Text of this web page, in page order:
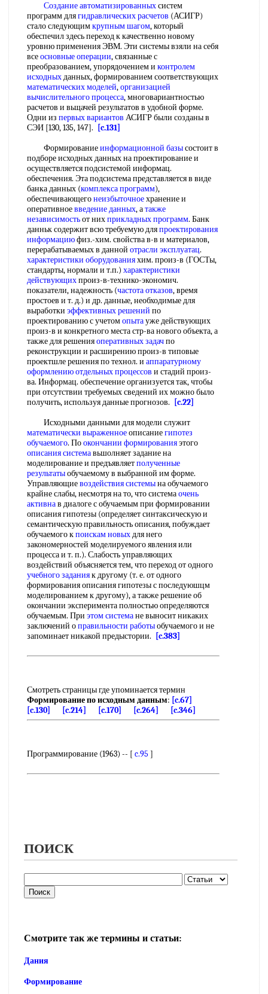
Создание автоматизированныхсистем
программ длягидравлических расчетов (АСИГР)
стало следующимкрупным шагом, который
обеспечил здесь переход к качественно новому
уровню применения ЭВМ. Эти системы взяли на себя
всеосновные операции, связанные с
преобразованием, упорядочением и контролем
исходныхданных, формированием соответствующих
математических моделей,организацией
вычислительного процесса, многовариантностью
расчетов и вьщачей результатов в удобной форме.
Одни из первых вариантов АСИГР были созданы в
СЭИ [130, 135, 147].
[c.131]
Формированиеинформационной базысостоит в
подборе исходных данных на проектирование и
осуществляется подсистемой информац.
обеспечения. Эта подсистема представляется в виде
банка данных (комплекса программ),
обеспечивающегонеизбыточноехранение и
оперативноевведение данных, атакже
независимостьот нихприкладных программ. Банк
данньк содержит всю требуемую дляпроектирования
информациюфиз.-хим. свойства в-в и материалов,
перерабатываемых в данной отрасли эксплуатац.
характеристики оборудованияхим. произ-в (ГОСТы,
стандарты, нормали и т.п.) характеристики
действующихпроиз-в-технико-экономич.
показатели, надежность (частота отказов, время
простоев и т. д.) и др. данные, необходимые для
выработки эффективных решений по
проектированию с учетомопытауже действующих
произ-в и конкретного места стр-ва нового объекта, а
также для решенияоперативных задачпо
реконструкции и расширению произ-в типовые
проектшле решения по технол. и аппаратурному
оформлениюотдельных процессов и стадий произ-
ва. Информац. обеспечение организуется так, чтобы
при отсутствии требуемых сведений их можно было
получить, используя данные прогнозов.
[c.22]
Исходными данными для модели служит
математически выраженноеописаниегипотез
обучаемого. Поокончании формированияэтого
описания системавьшолняет задание на
моделирование и предъявляетполученные
результатыобучаемому в выбранной им форме.
Управляющиевоздействия системына обучаемого
крайне слабы, несмотря на то, что системаочень
активнав диалоге с обучаемым при формировании
описания гипотезы (определяет синтаксическую и
семантическую правильность описания, побуждает
обучаемого кпоискам новыхдля него
закономерностей моделируемого явления или
процесса и т. п.). Слабость управляющих
воздействий объясняется тем, что переход от одного
учебного заданияк другому (т. е. от одного
формирования описания гипотезы с последуюшцм
моделированием к другому), а также решение об
окончании эксперимента полностью определяются
обучаемым. При этом системане выносит никаких
заключений оправильности работыобучаемого и не
запоминает никакой предыстории.
[c.383]
Смотреть страницы где упоминается термин
Формирование по исходным данным: [c.67]
[c.130]
[c.214] [c.170] [c.264] [c.346]
Программирование (1963) -- [ c.95 ]
ПОИСК
Смотрите так же термины и статьи:
Дания
Формирование